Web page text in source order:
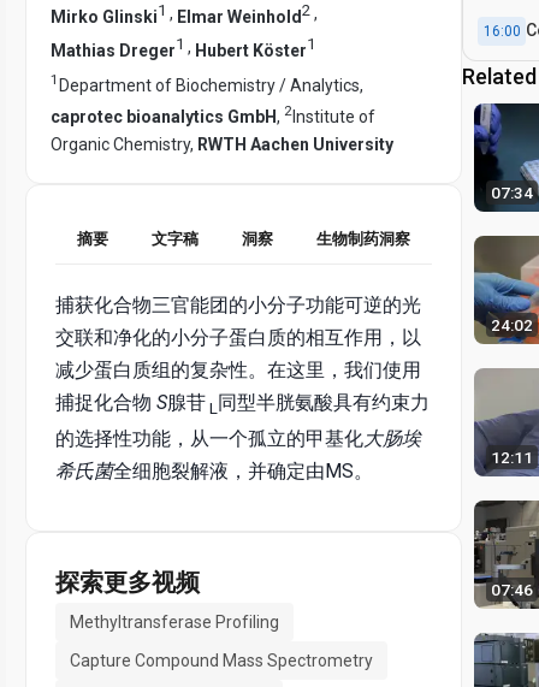
Mirko Glinski1 , Elmar Weinhold 2 ,
Mathias Dreger1 , Hubert Köster1
1 Department of Biochemistry / Analytics,
caprotec bioanalytics GmbH, 2 Institute of
Organic Chemistry, RWTH Aachen University
摘要 文字稿 洞察 生物制药洞察
捕获化合物三官能团的小分子功能可逆的光
交联和净化的小分子蛋白质的相互作用，以
减少蛋白质组的复杂性。在这里，我们使用
捕捉化合物 S腺苷 L 同型半胱氨酸具有约束力
的选择性功能，从一个孤立的甲基化大肠埃
希氏菌全细胞裂解液，并确定由MS。
探索更多视频
Methyltransferase Profiling
Capture Compound Mass Spectrometry
16:00
07:34
24:02
12:11
07:46